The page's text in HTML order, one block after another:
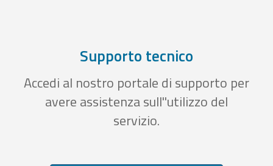
Supporto tecnico
Accedi al nostro portale di supporto per
avere assistenza sull''utilizzo del
servizio.